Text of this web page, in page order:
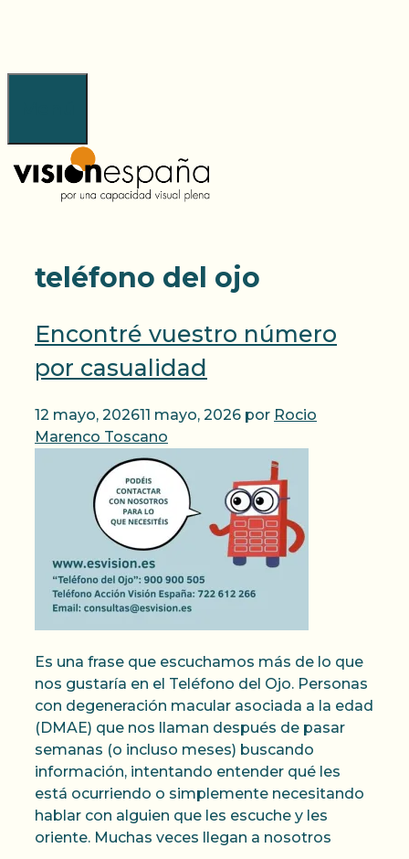
teléfono del ojo
Encontré vuestro número
por casualidad
12 mayo, 202611 mayo, 2026 por Rocio
Marenco Toscano
Es una frase que escuchamos más de lo que
nos gustaría en el Teléfono del Ojo. Personas
con degeneración macular asociada a la edad
(DMAE) que nos llaman después de pasar
semanas (o incluso meses) buscando
información, intentando entender qué les
está ocurriendo o simplemente necesitando
hablar con alguien que les escuche y les
oriente. Muchas veces llegan a nosotros